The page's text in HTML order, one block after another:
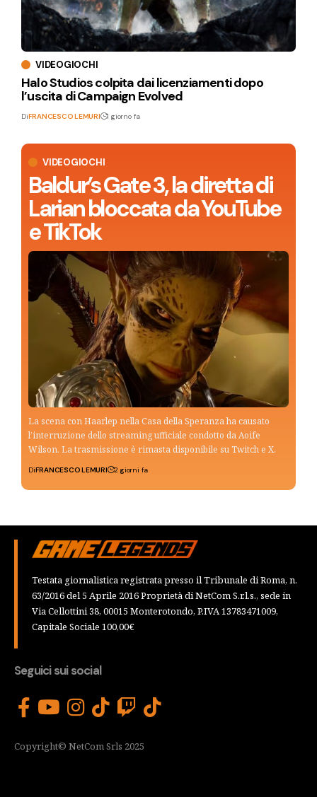
VIDEOGIOCHI
Baldur’s Gate 3, la diretta di
Larian bloccata da YouTube
e TikTok
La scena con Haarlep nella Casa della Speranza ha causato
l’interruzione dello streaming ufficiale condotto da Aoife
Wilson. La trasmissione è rimasta disponibile su Twitch e X.
DiFRANCESCO LEMURI 2 giorni fa
VIDEOGIOCHI
Halo Studios colpita dai licenziamenti dopo
l’uscita di Campaign Evolved
DiFRANCESCO LEMURI 1 giorno fa
Testata giornalistica registrata presso il Tribunale di Roma, n.
63/2016 del 5 Aprile 2016 Proprietà di NetCom S.r.l.s., sede in
Via Cellottini 38, 00015 Monterotondo, P.IVA 13783471009,
Capitale Sociale 100,00€
Seguici sui social
Copyright© NetCom Srls 2025